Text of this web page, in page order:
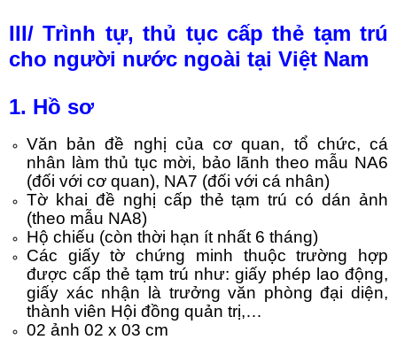
III/ Trình tự, thủ tục cấp thẻ tạm trú
cho người nước ngoài tại Việt Nam
1. Hồ sơ
Văn bản đề nghị của cơ quan, tổ chức, cá
nhân làm thủ tục mời, bảo lãnh theo mẫu NA6
(đối với cơ quan), NA7 (đối với cá nhân)
Tờ khai đề nghị cấp thẻ tạm trú có dán ảnh
(theo mẫu NA8)
Hộ chiếu (còn thời hạn ít nhất 6 tháng)
Các giấy tờ chứng minh thuộc trường hợp
được cấp thẻ tạm trú như: giấy phép lao động,
giấy xác nhận là trưởng văn phòng đại diện,
thành viên Hội đồng quản trị,…
02 ảnh 02 x 03 cm